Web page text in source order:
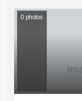
0 photos